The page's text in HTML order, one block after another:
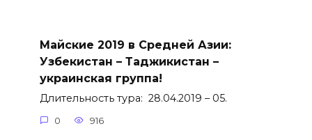
Майские 2019 в Средней Азии:
Узбекистан – Таджикистан –
украинская группа!
Длительность тура: 28.04.2019 – 05.
0 916